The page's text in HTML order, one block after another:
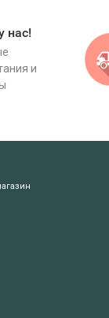
нас!
и